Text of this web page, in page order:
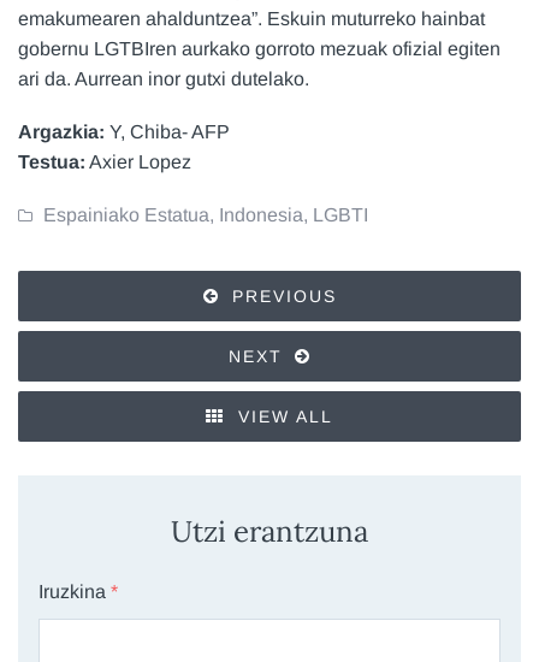
emakumearen ahalduntzea”. Eskuin muturreko hainbat
gobernu LGTBIren aurkako gorroto mezuak ofizial egiten
ari da. Aurrean inor gutxi dutelako.
Argazkia: Y, Chiba- AFP
Testua: Axier Lopez
Espainiako Estatua, Indonesia, LGBTI
PREVIOUS
NEXT
VIEW ALL
Utzi erantzuna
Iruzkina *